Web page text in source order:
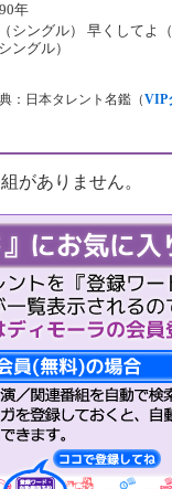
年
シングル） 早くしてよ
シングル）
：日本タレント名鑑（VIP
がありません。